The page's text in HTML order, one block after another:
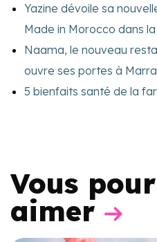
Yazine dévoile sa
Made in Morocco dans
Naama, le nouveau
ouvre ses portes à
5 bienfaits santé de la
Vous
aimer